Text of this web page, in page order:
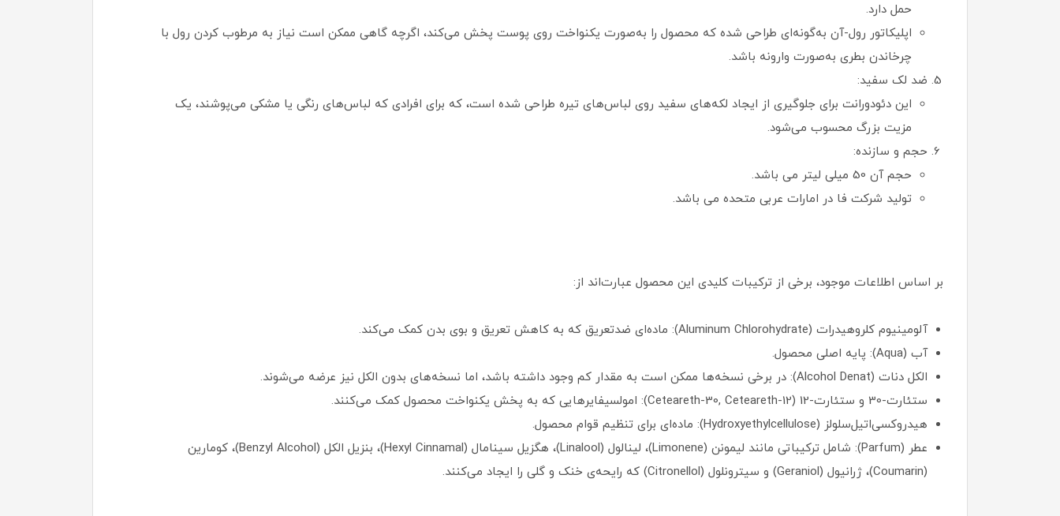
حمل دارد.
اپلیکاتور رول-آن به‌گونه‌ای طراحی شده که محصول را به‌صورت یکنواخت روی پوست پخش می‌کند، اگرچه گاهی ممکن است نیاز به مرطوب کردن رول با
چرخاندن بطری به‌صورت وارونه باشد.
ضد لک سفید:
این دئودورانت برای جلوگیری از ایجاد لکه‌های سفید روی لباس‌های تیره طراحی شده است، که برای افرادی که لباس‌های رنگی یا مشکی می‌پوشند، یک
مزیت بزرگ محسوب می‌شود.
حجم و سازنده:
حجم آن 50 میلی لیتر می باشد.
تولید شرکت فا در امارات عربی متحده می باشد.
بر اساس اطلاعات موجود، برخی از ترکیبات کلیدی این محصول عبارت‌اند از:
آلومینیوم کلروهیدرات (Aluminum Chlorohydrate): ماده‌ای ضدتعریق که به کاهش تعریق و بوی بدن کمک می‌کند.
آب (Aqua): پایه اصلی محصول.
الکل دنات (Alcohol Denat): در برخی نسخه‌ها ممکن است به مقدار کم وجود داشته باشد، اما نسخه‌های بدون الکل نیز عرضه می‌شوند.
ستئارت-30 و ستئارت-12 (Ceteareth-30, Ceteareth-12): امولسیفایرهایی که به پخش یکنواخت محصول کمک می‌کنند.
هیدروکسی‌اتیل‌سلولز (Hydroxyethylcellulose): ماده‌ای برای تنظیم قوام محصول.
عطر (Parfum): شامل ترکیباتی مانند لیمونن (Limonene)، لینالول (Linalool)، هگزیل سینامال (Hexyl Cinnamal)، بنزیل الکل (Benzyl Alcohol)، کومارین
(Coumarin)، ژرانیول (Geraniol) و سیترونلول (Citronellol) که رایحه‌ی خنک و گلی را ایجاد می‌کنند.